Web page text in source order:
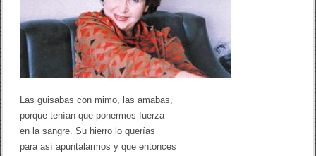
l
e
n
t
e
j
M
a
í
Las guisabas con mimo, las amabas,
porque tenían que ponermos fuerza
en la sangre. Su hierro lo querías
para así apuntalarmos y que entonces